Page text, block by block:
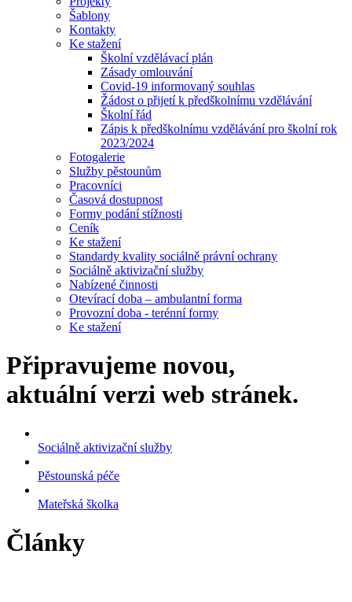
Šablony
Kontakty
Ke stažení
Školní vzdělávací plán
Zásady omlouvání
Covid-19 informovaný souhlas
Žádost o přijetí k předškolnímu vzdělávání
Školní řád
Zápis k předškolnímu vzdělávání pro školní rok
2023/2024
Fotogalerie
Služby pěstounům
Pracovníci
Časová dostupnost
Formy podání stížnosti
Ceník
Ke stažení
Standardy kvality sociálně právní ochrany
Sociálně aktivizační služby
Nabízené činnosti
Otevírací doba – ambulantní forma
Provozní doba - terénní formy
Ke stažení
Připravujeme novou,
aktuální verzi web stránek.
Sociálně aktivizační služby
Pěstounská péče
Mateřská školka
Články